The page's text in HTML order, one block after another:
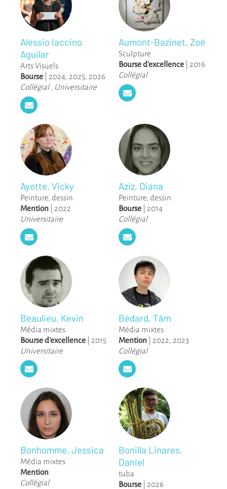
Alessio Iaccino
Aguilar
Arts Visuels
Bourse
2024 2025 2026
Collégial, Universitaire
Aumont-Bazinet, Zoé
Sculpture
Bourse d'excellence
2016
Collégial
Ayotte, Vicky
Peinture, dessin
Mention
2022
Universitaire
Aziz, Diana
Peinture, dessin
Bourse
2014
Collégial
Beaulieu, Kevin
Média mixtes
Bourse d'excellence
2015
Universitaire
Bédard, Tâm
Média mixtes
Mention
2022 2023
Collégial
Bonhomme, Jessica
Média mixtes
Mention
Collégial
Bonilla Linares,
Daniel
tuba
Bourse
2026